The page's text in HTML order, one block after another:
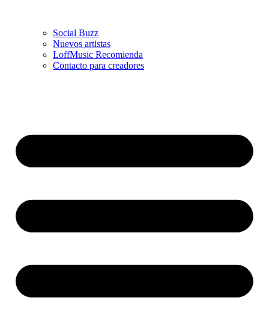
Social Buzz
Nuevos artistas
LoffMusic Recomienda
Contacto para creadores